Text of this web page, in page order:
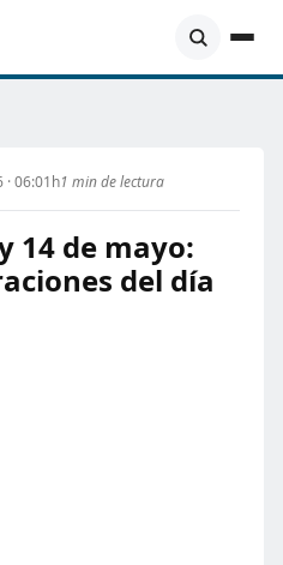
06:01h1 min de lectura
14 de mayo:
del día